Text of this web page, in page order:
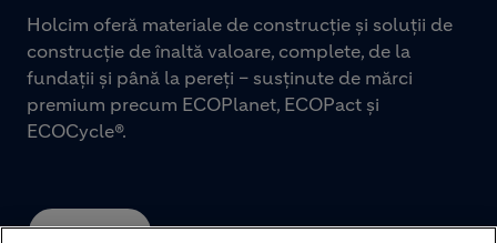
CONTACT
Holcim oferă materiale de construcție și soluții de
construcție de înaltă valoare, complete, de la
fundații și până la pereți – susținute de mărci
premium precum ECOPlanet, ECOPact și
ECOCycle®.